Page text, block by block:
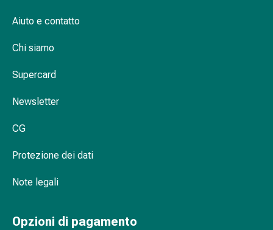
ferite
Unguento
medicali
Aiuto e contatto
Chi siamo
Supercard
Newsletter
CG
Protezione dei dati
Note legali
Opzioni di pagamento